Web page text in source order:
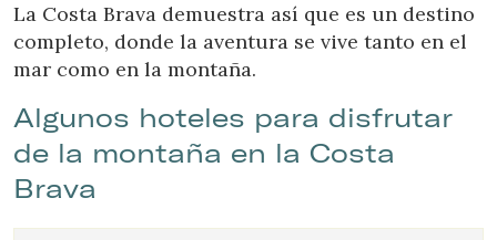
La Costa Brava demuestra así que es un destino
completo, donde la aventura se vive tanto en el
mar como en la montaña.
Algunos hoteles para disfrutar
de la montaña en la Costa
Brava